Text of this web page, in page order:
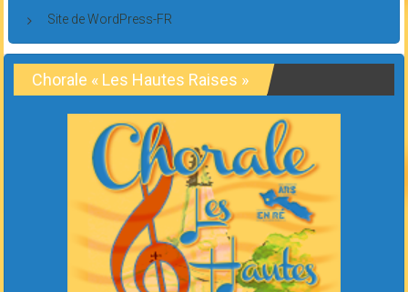
Site de WordPress-FR
Chorale « Les Hautes Raises »